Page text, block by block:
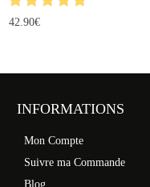
42.90€
INFORMATIONS
Mon Compte
Suivre ma Commande
Blog